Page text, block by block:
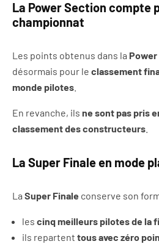
La Power Section compte
championnat
Les points obtenus dans la
désormais pour le classement
monde pilotes
En revanche, ils ne sont pas pris
classement des constructeurs
La Super Finale en mode
La Super Finale conserve son
les cinq meilleurs pilotes de la
ils repartent tous avec zéro